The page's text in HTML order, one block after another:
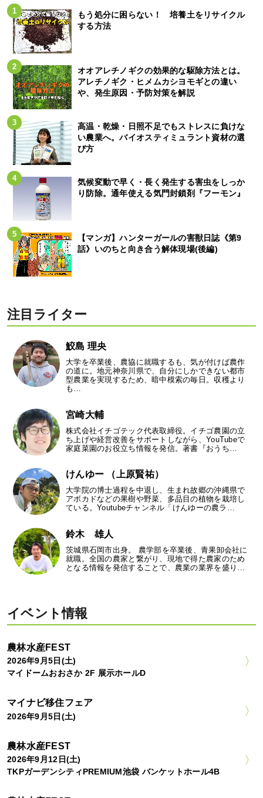
もう処分に困らない！ 培養土をリサイクル
する方法
オオアレチノギクの効果的な駆除方法とは。
アレチノギク・ヒメムカシヨモギとの違い
や、発生原因・予防対策を解説
高温・乾燥・日照不足でもストレスに負けな
い農業へ。バイオスティミュラント資材の選
び方
気候変動で早く・長く発生する害虫をしっか
り防除。通年使える気門封鎖剤『フーモン』
【マンガ】ハンターガールの害獣日誌《第9
話》いのちと向き合う解体現場(後編)
注目ライター
鮫島 理央
大学を卒業後、農協に就職するも、気が付けば農作
の道に。地元神奈川県で、自分にしかできない都市
型農業を実現するため、暗中模索の毎日。収穫より
も…
宮崎大輔
株式会社イチゴテック代表取締役。イチゴ農園の立
ち上げや経営改善をサポートしながら、YouTubeで
家庭菜園のお役立ち情報を発信。著書『おうち…
けんゆー （上原賢祐）
大学院の博士過程を中退し、生まれ故郷の沖縄県で
アボカドなどの果樹や野菜、多品目の植物を栽培し
ている。Youtubeチャンネル「けんゆーの農ラ…
鈴木 雄人
茨城県石岡市出身。 農学部を卒業後、青果卸会社に
就職。全国の農家と繋がり、現地で得た農家のため
となる情報を発信することで、農業の業界を盛り…
イベント情報
農林水産FEST
2026年9月5日(土)
マイドームおおさか 2F 展示ホールD
マイナビ移住フェア
2026年9月5日(土)
農林水産FEST
2026年9月12日(土)
TKPガーデンシティPREMIUM池袋 バンケットホール4B